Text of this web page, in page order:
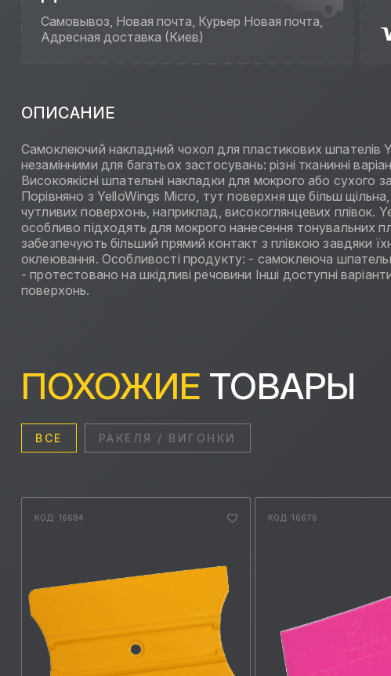
Самовывоз, Новая почта, Курьер Новая почта,
Адресная доставка (Киев)
ОПИСАНИЕ
Самоклеючий накладний чохол для пластикових шпателів
незамінними для багатьох застосувань: різні тканинні
Високоякісні шпательні накладки для мокрого або сухого
Порівняно з YelloWings Micro, тут поверхня ще більш
чутливих поверхонь, наприклад, високоглянцевих
особливо підходять для мокрого нанесення тонувальних
забезпечують більший прямий контакт з плівкою завдяки
оклеювання. Особливості продукту: - самоклеюча
- протестовано на шкідливі речовини Інші доступні
поверхонь.
ПОХОЖИЕ ТОВАРЫ
ВСЕ РАКЕЛЯ / ВИГОНКИ
КОД: 16684 КОД: 16676